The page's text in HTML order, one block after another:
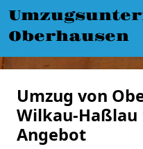
Oberhausen
Umzug von
Wilkau-Haßlau
Angebot